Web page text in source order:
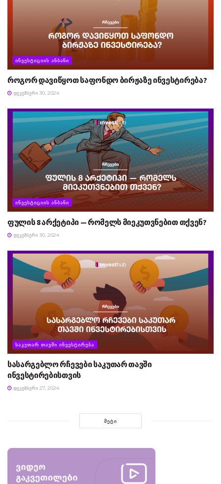
ᲘᲜᲕᲔᲡᲢᲘᲪᲘᲘᲡ ᲐᲜᲑᲐᲜᲘ
როგორ დავიწყოთ საფონდო ბირჟაზე ინვესტირება?
ᲓᲔᲙᲔᲛᲑᲔᲠᲘ 30, 2024
ᲘᲜᲕᲔᲡᲢᲘᲪᲘᲘᲡ ᲐᲜᲑᲐᲜᲘ
ფულის 8 არქეტიპი — რომელს მიეკუთვნებით თქვენ?
ᲓᲔᲙᲔᲛᲑᲔᲠᲘ 30, 2024
ᲡᲐᲙᲣᲗᲐᲠ ᲗᲐᲕᲨᲘ ᲘᲜᲕᲔᲡᲢᲘᲠᲔᲑᲐ
სასარგებლო რჩევები საკუთარ თავში
ინვესტირებისთვის
ᲓᲔᲙᲔᲛᲑᲔᲠᲘ 27, 2024
ᲛᲔᲢᲘ